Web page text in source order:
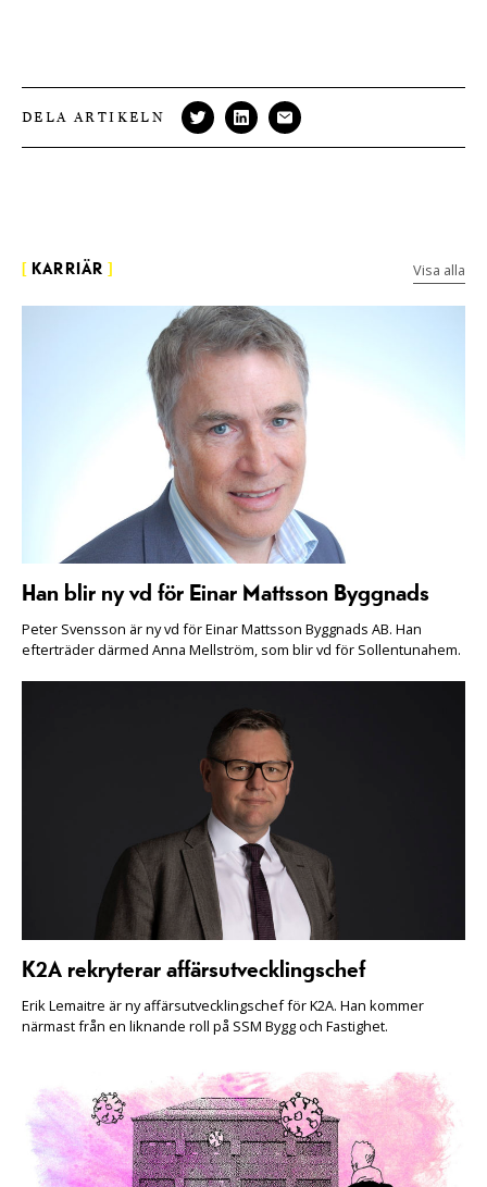
DELA ARTIKELN
KARRIÄR Visa alla
Han blir ny vd för Einar Mattsson Byggnads
Peter Svensson är ny vd för Einar Mattsson Byggnads AB. Han
efterträder därmed Anna Mellström, som blir vd för Sollentunahem.
K2A rekryterar affärsutvecklingschef
Erik Lemaitre är ny affärsutvecklingschef för K2A. Han kommer
närmast från en liknande roll på SSM Bygg och Fastighet.